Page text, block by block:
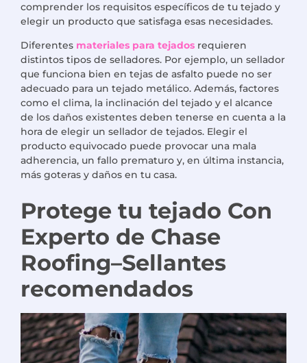
comprender los requisitos específicos de tu tejado y
elegir un producto que satisfaga esas necesidades.
Diferentes materiales para tejados requieren
distintos tipos de selladores. Por ejemplo, un sellador
que funciona bien en tejas de asfalto puede no ser
adecuado para un tejado metálico. Además, factores
como el clima, la inclinación del tejado y el alcance
de los daños existentes deben tenerse en cuenta a la
hora de elegir un sellador de tejados. Elegir el
producto equivocado puede provocar una mala
adherencia, un fallo prematuro y, en última instancia,
más goteras y daños en tu casa.
Protege tu tejado Con
Experto de Chase
Roofing–Sellantes
recomendados